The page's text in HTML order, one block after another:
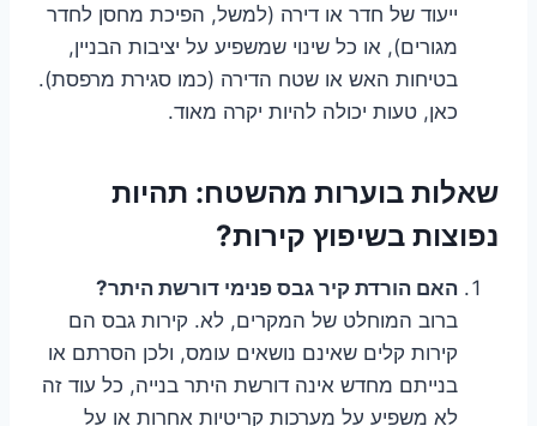
ייעוד של חדר או דירה (למשל, הפיכת מחסן לחדר
מגורים), או כל שינוי שמשפיע על יציבות הבניין,
בטיחות האש או שטח הדירה (כמו סגירת מרפסת).
כאן, טעות יכולה להיות יקרה מאוד.
שאלות בוערות מהשטח: תהיות
נפוצות בשיפוץ קירות?
האם הורדת קיר גבס פנימי דורשת היתר?
ברוב המוחלט של המקרים, לא. קירות גבס הם
קירות קלים שאינם נושאים עומס, ולכן הסרתם או
בנייתם מחדש אינה דורשת היתר בנייה, כל עוד זה
לא משפיע על מערכות קריטיות אחרות או על